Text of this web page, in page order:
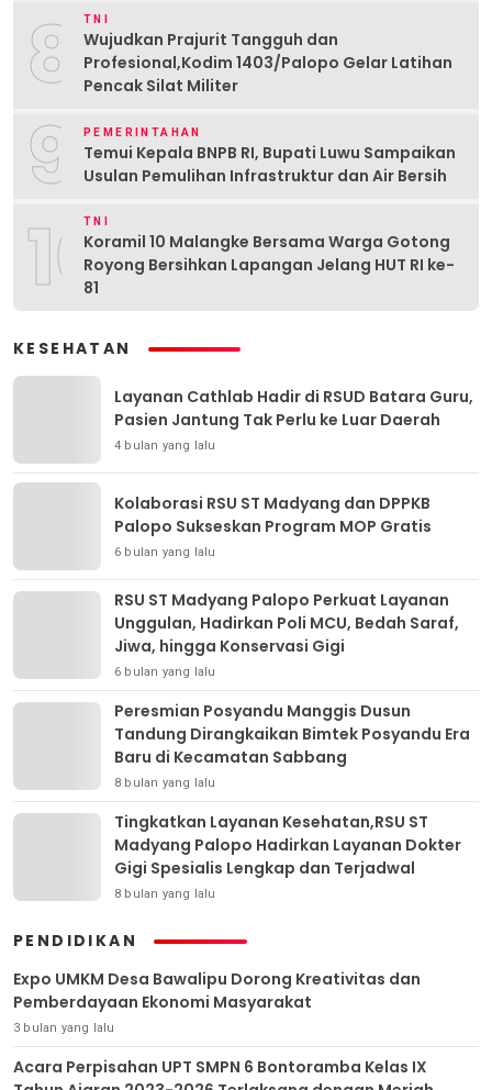
8 TNI
Wujudkan Prajurit Tangguh dan
Profesional,Kodim 1403/Palopo Gelar Latihan
Pencak Silat Militer
9 PEMERINTAHAN
Temui Kepala BNPB RI, Bupati Luwu Sampaikan
Usulan Pemulihan Infrastruktur dan Air Bersih
10
TNI
Koramil 10 Malangke Bersama Warga Gotong
Royong Bersihkan Lapangan Jelang HUT RI ke-
81
KESEHATAN
Layanan Cathlab Hadir di RSUD Batara Guru,
Pasien Jantung Tak Perlu ke Luar Daerah
4 bulan yang lalu
Kolaborasi RSU ST Madyang dan DPPKB
Palopo Sukseskan Program MOP Gratis
6 bulan yang lalu
RSU ST Madyang Palopo Perkuat Layanan
Unggulan, Hadirkan Poli MCU, Bedah Saraf,
Jiwa, hingga Konservasi Gigi
6 bulan yang lalu
Peresmian Posyandu Manggis Dusun
Tandung Dirangkaikan Bimtek Posyandu Era
Baru di Kecamatan Sabbang
8 bulan yang lalu
Tingkatkan Layanan Kesehatan,RSU ST
Madyang Palopo Hadirkan Layanan Dokter
Gigi Spesialis Lengkap dan Terjadwal
8 bulan yang lalu
PENDIDIKAN
Expo UMKM Desa Bawalipu Dorong Kreativitas dan
Pemberdayaan Ekonomi Masyarakat
3 bulan yang lalu
Acara Perpisahan UPT SMPN 6 Bontoramba Kelas IX